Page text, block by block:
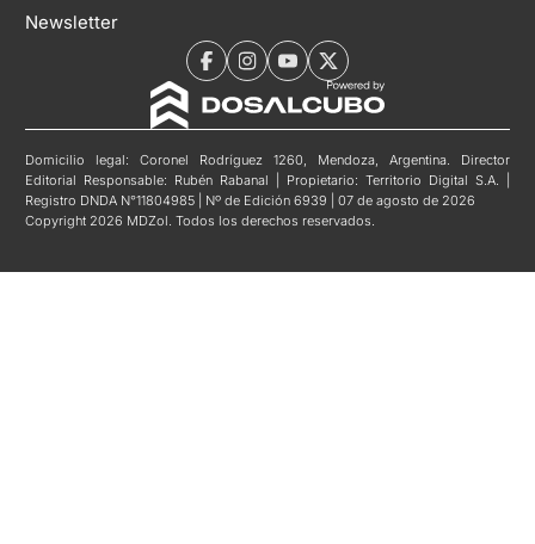
Newsletter
Domicilio legal: Coronel Rodríguez 1260, Mendoza, Argentina. Director
Editorial Responsable: Rubén Rabanal | Propietario: Territorio Digital S.A. |
Registro DNDA N°11804985 | Nº de Edición 6939 | 07 de agosto de 2026
Copyright 2026 MDZol. Todos los derechos reservados.